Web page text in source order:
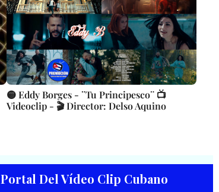
🟡 Eddy Borges - ¨Tu Principesco¨ 📺
Videoclip - 🎬 Director: Delso Aquino
Portal Del Vídeo Clip Cubano